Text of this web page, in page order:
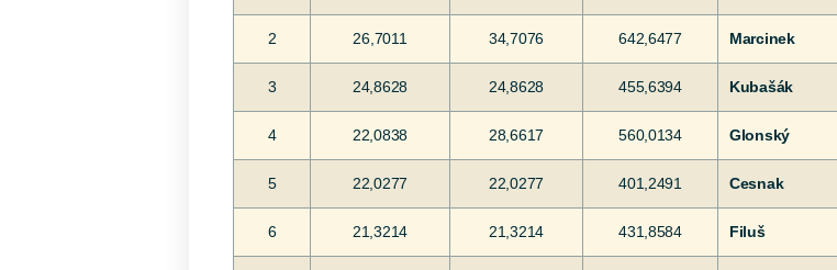
2 26,7011 34,7076 642,6477 Marcinek
3 24,8628 24,8628 455,6394 Kubašák
4 22,0838 28,6617 560,0134 Glonský
5 22,0277 22,0277 401,2491 Cesnak
6 21,3214 21,3214 431,8584 Filuš